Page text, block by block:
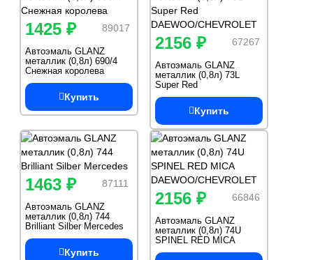
89017
1425 ₽
Автоэмаль GLANZ
металлик (0,8л) 690/4
Снежная королева
Купить
67267
2156 ₽
Автоэмаль GLANZ
металлик (0,8л) 73L
Super Red
DAEWOO/CHEVROLET
Купить
87111
1463 ₽
Автоэмаль GLANZ
металлик (0,8л) 744
Brilliant Silber Mercedes
Купить
66846
2156 ₽
Автоэмаль GLANZ
металлик (0,8л) 74U
SPINEL RED MICA
DAEWOO/CHEVROLET